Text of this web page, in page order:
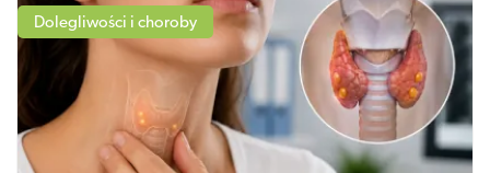
Dolegliwości i choroby